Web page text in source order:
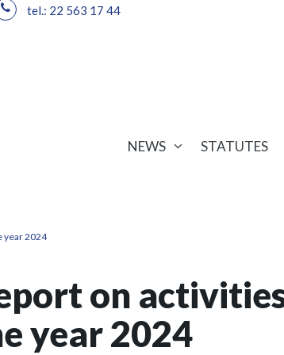
tel.: 22 563 17 44
NEWS STATUTES
year 2024
on
year 2024